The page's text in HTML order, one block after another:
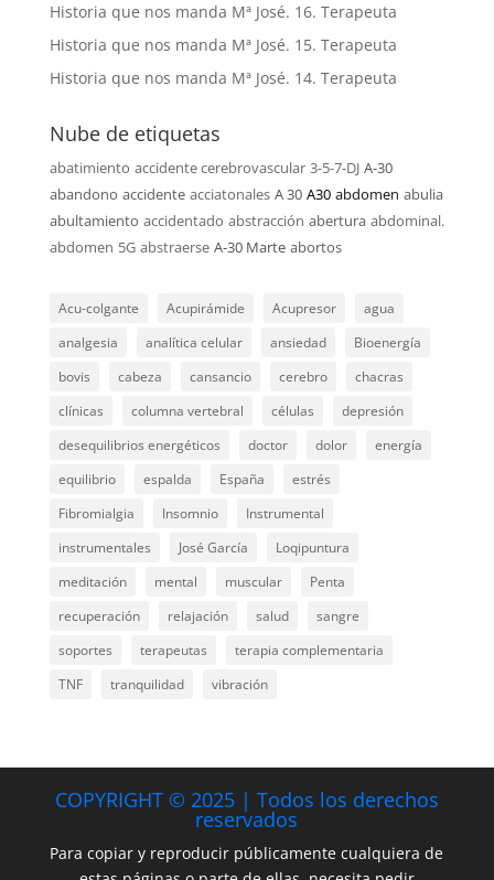
Historia que nos manda Mª José. 16. Terapeuta
Historia que nos manda Mª José. 15. Terapeuta
Historia que nos manda Mª José. 14. Terapeuta
Nube de etiquetas
abatimiento accidente cerebrovascular 3-5-7-DJ A-30
abandono accidente acciatonales A 30 A30 abdomen abulia
abultamiento accidentado abstracción abertura abdominal.
abdomen 5G abstraerse A-30 Marte abortos
Acu-colgante Acupirámide Acupresor
agua
analgesia
analítica celular ansiedad
Bioenergía
bovis
cabeza cansancio cerebro
chacras
clínicas
columna vertebral células
depresión
desequilibrios energéticos
doctor dolor
energía
equilibrio
espalda España
estrés
Fibromialgia
Insomnio
Instrumental
instrumentales
José García
Loqipuntura
meditación
mental muscular
Penta
recuperación
relajación salud
sangre
soportes
terapeutas
terapia complementaria
TNF
tranquilidad vibración
COPYRIGHT © 2025 | Todos los derechos
reservados
Para copiar y reproducir públicamente cualquiera de